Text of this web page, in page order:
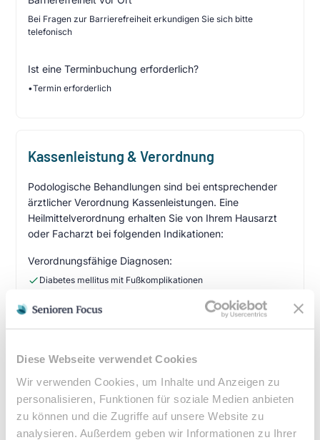
Diese Webseite verwendet Cookies
Wir verwenden Cookies, um Inhalte und Anzeigen zu
personalisieren, Funktionen für soziale Medien anbieten
zu können und die Zugriffe auf unsere Website zu
analysieren. Außerdem geben wir Informationen zu Ihrer
Bei Fragen zur Barrierefreiheit erkundigen Sie sich bitte
telefonisch
Ist eine Terminbuchung erforderlich?
•Termin erforderlich
Kassenleistung & Verordnung
Podologische Behandlungen sind bei entsprechender
ärztlicher Verordnung Kassenleistungen. Eine
Heilmittelverordnung erhalten Sie von Ihrem Hausarzt
oder Facharzt bei folgenden Indikationen:
Verordnungsfähige Diagnosen:
Diabetes mellitus mit Fußkomplikationen
Sensibilitätsstörungen
•Befreiung bei chronischen Erkrankungen möglich
Privatleistungen nach individueller Vereinbarung